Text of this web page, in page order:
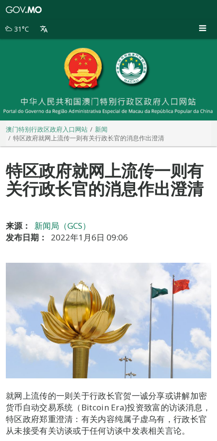
别
31°C
澳门特别行政区政府入口网站
新闻
特区政府就网上流传一则有关行政长官的消息作出澄清
特区政府就网上流传一则有
关行政长官的消息作出澄清
来源：
新闻局（GCS）
发布日期：
2022年1月6日 09:06
就网上流传的一则关于行政长官贺一诚分享或讲解加密
货币自动交易系统（Bitcoin Era)投资致富的访谈消息，
特区政府郑重澄清：有关内容纯属子虚乌有，行政长官
从未接受有关访谈或于任何访谈中发表相关言论。